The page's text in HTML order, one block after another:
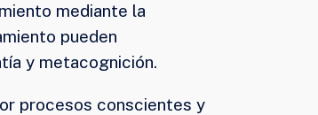
mediante la
pueden
y metacognición.
procesos conscientes y